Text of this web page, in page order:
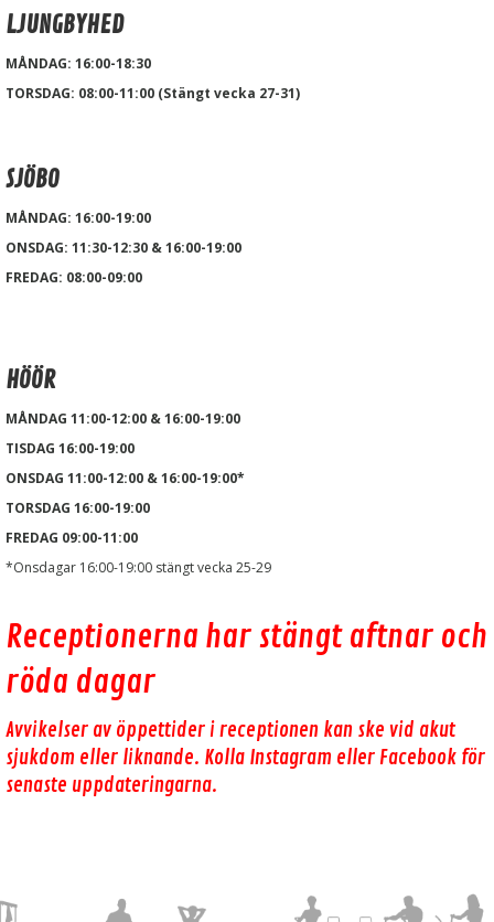
LJUNGBYHED
MÅNDAG: 16:00-18:30
TORSDAG: 08:00-11:00 (Stängt vecka 27-31)
SJÖBO
MÅNDAG: 16:00-19:00
ONSDAG: 11:30-12:30 & 16:00-19:00
FREDAG: 08:00-09:00
HÖÖR
MÅNDAG 11:00-12:00 & 16:00-19:00
TISDAG 16:00-19:00
ONSDAG 11:00-12:00 & 16:00-19:00*
TORSDAG 16:00-19:00
FREDAG 09:00-11:00
*Onsdagar 16:00-19:00 stängt vecka 25-29
Receptionerna har stängt aftnar och
röda dagar
Avvikelser av öppettider i receptionen kan ske vid akut
sjukdom eller liknande. Kolla Instagram eller Facebook för
senaste uppdateringarna.